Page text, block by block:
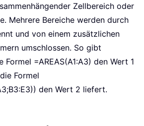
Zellbereich oder
Mehrere Bereiche werden durch
und von einem zusätzlichen
umschlossen. So gibt
Formel =AREAS(A1:A3) den Wert 1
Formel
den Wert 2 liefert.